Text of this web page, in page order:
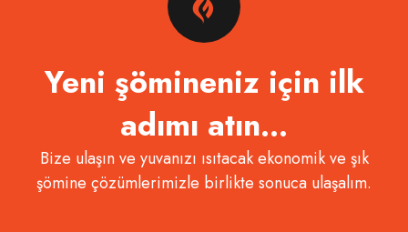
Yeni şömineniz için ilk
adımı atın…
Bize ulaşın ve yuvanızı ısıtacak ekonomik ve şık
şömine çözümlerimizle birlikte sonuca ulaşalım.